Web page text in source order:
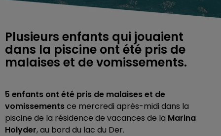
Plusieurs enfants qui jouaient
dans la piscine ont été pris de
malaises et de vomissements.
5 enfants ont été pris de malaises et de
vomissementsce mercredi après-midi dans la
piscine de la résidence de vacances de la Marina
Holyder, au bord du lac du Der.